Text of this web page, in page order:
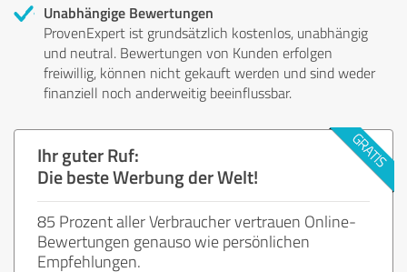
Unabhängige Bewertungen
ProvenExpert ist grundsätzlich kostenlos, unabhängig
und neutral. Bewertungen von Kunden erfolgen
freiwillig, können nicht gekauft werden und sind weder
finanziell noch anderweitig beeinflussbar.
Ihr guter Ruf:
Die beste Werbung der Welt!
85 Prozent aller Verbraucher vertrauen Online-
Bewertungen genauso wie persönlichen
Empfehlungen.